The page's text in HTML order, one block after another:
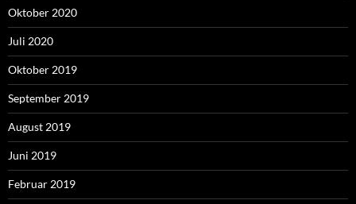
Oktober 2020
Juli 2020
Oktober 2019
September 2019
August 2019
Juni 2019
Februar 2019